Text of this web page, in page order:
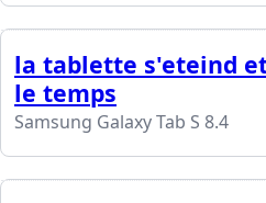
la tablette s'eteind
le temps
Samsung Galaxy Tab S 8.4